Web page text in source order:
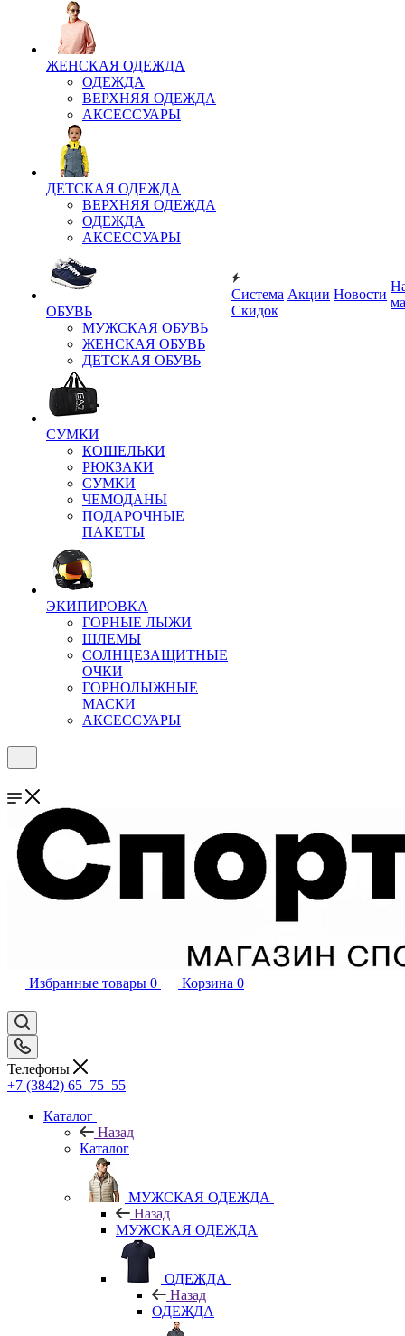
ЖЕНСКАЯ ОДЕЖДА
ОДЕЖДА
ВЕРХНЯЯ ОДЕЖДА
АКСЕССУАРЫ
ДЕТСКАЯ ОДЕЖДА
ВЕРХНЯЯ ОДЕЖДА
ОДЕЖДА
АКСЕССУАРЫ
ОБУВЬ
МУЖСКАЯ ОБУВЬ
ЖЕНСКАЯ ОБУВЬ
ДЕТСКАЯ ОБУВЬ
СУМКИ
КОШЕЛЬКИ
РЮКЗАКИ
СУМКИ
ЧЕМОДАНЫ
ПОДАРОЧНЫЕ
ПАКЕТЫ
ЭКИПИРОВКА
ГОРНЫЕ ЛЫЖИ
ШЛЕМЫ
СОЛНЦЕЗАЩИТНЫЕ
ОЧКИ
ГОРНОЛЫЖНЫЕ
МАСКИ
АКСЕССУАРЫ
Система
Скидок
Акции Новости
Избранные товары 0 Корзина 0
Телефоны
+7 (3842) 65–75–55
Каталог
Назад
Каталог
МУЖСКАЯ ОДЕЖДА
Назад
МУЖСКАЯ ОДЕЖДА
ОДЕЖДА
Назад
ОДЕЖДА